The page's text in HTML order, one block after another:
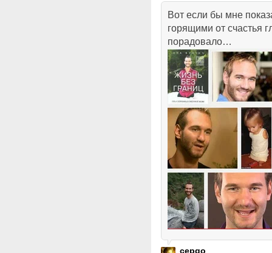
Вот если бы мне
горящими от счастья
порадовало…
cepgo